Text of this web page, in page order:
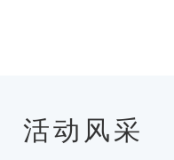
活动风采